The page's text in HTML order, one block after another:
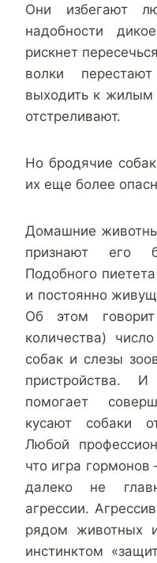
Они избегают
надобности
рискнет
волки
выходить к жилым
отстреливают.
Но бродячие
их еще более
Домашние
признают его
Подобного
и постоянно
Об этом
количества)
собак и слезы
пристройства.
помогает
кусают собаки
Любой
что игра гормонов
далеко не
агрессии.
рядом животных
инстинктом